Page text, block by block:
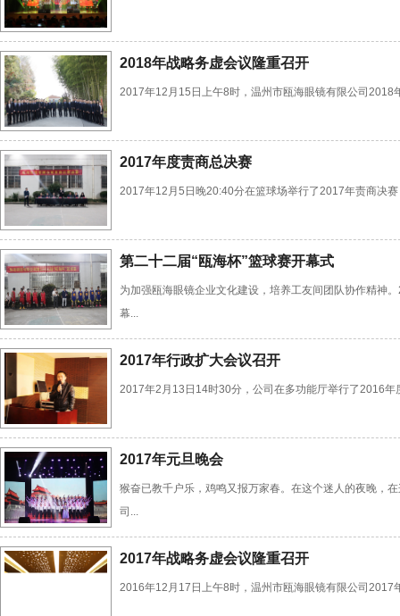
2018年战略务虚会议隆重召开
2017年12月15日上午8时，温州市瓯海眼镜有限公司2018
2017年度责商总决赛
2017年12月5日晚20:40分在篮球场举行了2017年责商决
第二十二届“瓯海杯”篮球赛开幕式
为加强瓯海眼镜企业文化建设，培养工友间团队协作精神
幕...
2017年行政扩大会议召开
2017年2月13日14时30分，公司在多功能厅举行了2016
2017年元旦晚会
猴奋已教千户乐，鸡鸣又报万家春。在这个迷人的夜晚，
司...
2017年战略务虚会议隆重召开
2016年12月17日上午8时，温州市瓯海眼镜有限公司2017